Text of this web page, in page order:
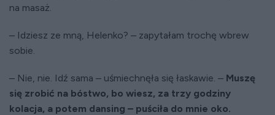
na masaż.
– Idziesz ze mną, Helenko? – zapytałam trochę wbrew
sobie.
– Nie, nie. Idź sama – uśmiechnęła się łaskawie. – Muszę
się zrobić na bóstwo, bo wiesz, za trzy godziny
kolacja, a potem dansing – puściła do mnie oko.